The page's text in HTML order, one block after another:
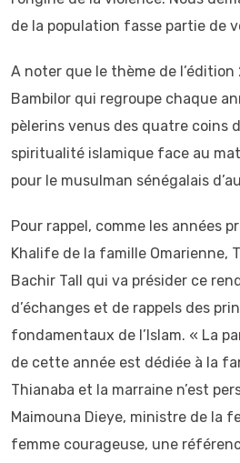
de la population fasse partie de
A noter que le thème de
Bambilor qui regroupe chaque
pèlerins venus des quatre coins
spiritualité islamique face au
pour le musulman sénégalais
Pour rappel, comme les années
Khalife de la famille Omarienne,
Bachir Tall qui va présider ce
d’échanges et de rappels des
fondamentaux de l’Islam. « La
de cette année est dédiée à la
Thianaba et la marraine n’est
Maimouna Dieye, ministre de la
femme courageuse, une